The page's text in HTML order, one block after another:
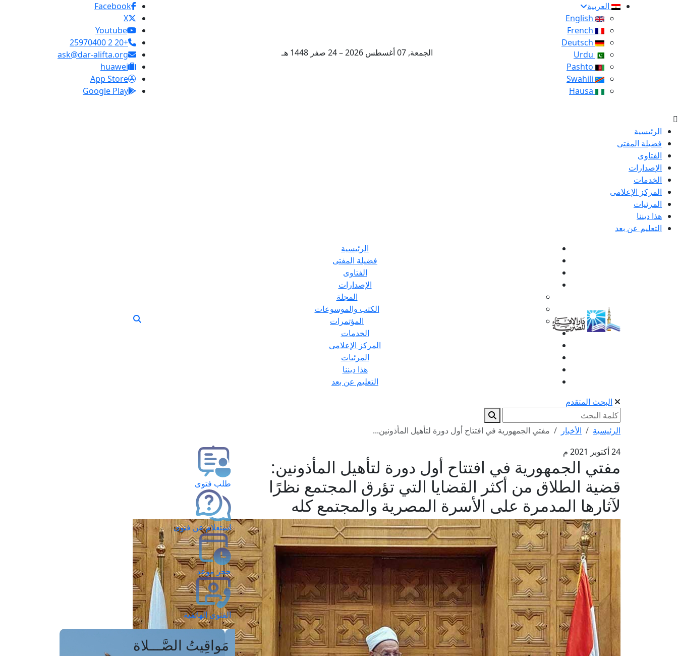
العربية
الجمعة, 07 أغسطس 2026 – 24 صفر 1448 هـ
Facebook
X
Youtube
+20 2 25970400
ask@dar-alifta.org
huawei
App Store
Google Play
الرئيسية
فضيلة المفتى
الفتاوى
الإصدارات
الخدمات
المركز الإعلامى
المرئيات
هذا ديننا
التعليم عن بعد
الرئيسية
فضيلة المفتى
الفتاوى
الإصدارات
المجلة
الكتب والموسوعات
المؤتمرات
الخدمات
المركز الإعلامى
المرئيات
هذا ديننا
التعليم عن بعد
البحث المتقدم
الرئيسية الأخبار
مفتي الجمهورية في افتتاح أول دورة لتأهيل المأذونين...
24 أكتوبر 2021 م
مفتي الجمهورية في افتتاح أول دورة لتأهيل المأذونين:
قضية الطلاق من أكثر القضايا التي تؤرق المجتمع نظرًا
لآثارها المدمرة على الأسرة المصرية والمجتمع كله
طلب فتوى
استعلام عن فتوى
حجز موعد
الفتوى الهاتفية
مَواقِيتُ الصَّـــلاة